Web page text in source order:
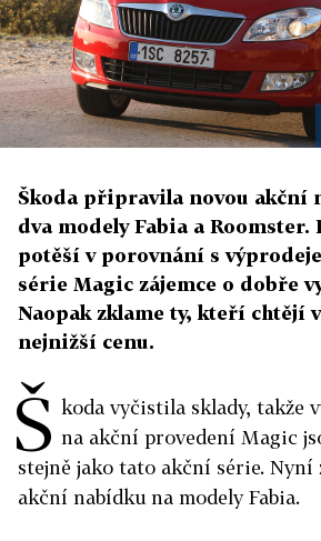
Škoda připravila novou akční
dva modely Fabia a Roomster.
potěší v porovnání s
série Magic zájemce o dobře
Naopak zklame ty, kteří chtějí
nejnižší cenu.
Š koda vyčistila sklady, takže
na akční provedení Magic
stejně jako tato akční série. Nyní
akční nabídku na modely Fabia.